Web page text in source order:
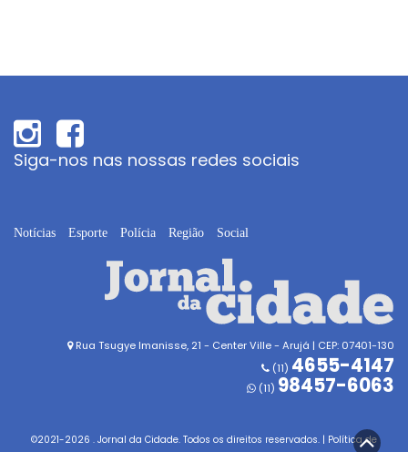
Siga-nos nas nossas redes sociais
Notícias Esporte Polícia Região Social
Rua Tsugye Imanisse, 21 - Center Ville - Arujá | CEP: 07401-130
(11) 4655-4147
(11) 98457-6063
©2021-2026 . Jornal da Cidade. Todos os direitos reservados. | Política de